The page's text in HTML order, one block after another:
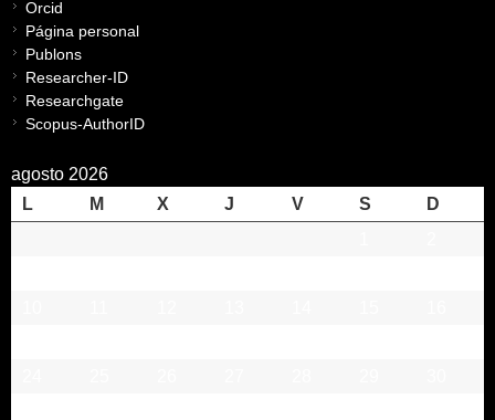
Orcid
Página personal
Publons
Researcher-ID
Researchgate
Scopus-AuthorID
agosto 2026
L
M X J V S
D